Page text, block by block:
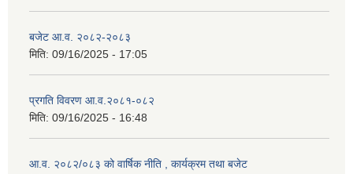
बजेट आ.व. २०८२-२०८३
मिति: 09/16/2025 - 17:05
प्रगति विवरण आ.व.२०८१-०८२
मिति: 09/16/2025 - 16:48
आ.व. २०८२/०८३ को वार्षिक नीति , कार्यक्रम तथा बजेट